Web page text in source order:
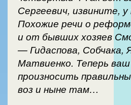
Сергеевич, извините,
Похожие речи о
и от бывших хозяев
— Гидаспова, Собчака,
Матвиенко. Теперь
произносить
воз и ныне там…